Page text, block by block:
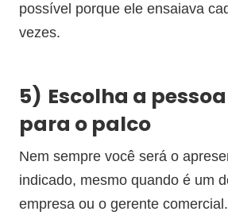
possível porque ele ensaiava
vezes.
5) Escolha a
para o palco
Nem sempre você será o
indicado, mesmo quando é um
empresa ou o gerente